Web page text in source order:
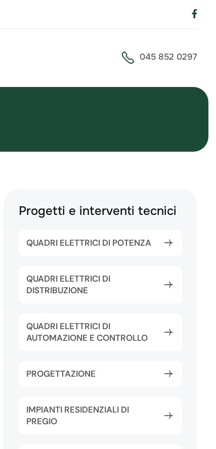
045 852 0297
Progetti e interventi tecnici
QUADRI ELETTRICI DI POTENZA
QUADRI ELETTRICI DI
DISTRIBUZIONE
QUADRI ELETTRICI DI
AUTOMAZIONE E CONTROLLO
PROGETTAZIONE
IMPIANTI RESIDENZIALI DI
PREGIO